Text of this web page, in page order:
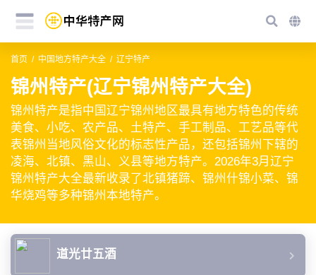
首页 中国地方特产大全 辽宁特产
锦州特产(辽宁锦州特产大全)
锦州特产是指中国辽宁锦州地区最具有地方特色的传统
美食、小吃、农产品、土特产、手工制品、工艺品等代
表锦州当地风俗文化的标志性产品，还包括锦州下辖的
凌海、北镇、黑山、义县等地方特产。2026年3月辽宁
锦州特产大全最新收录了北镇猪蹄、锦州什锦小菜、锦
华烧鸡等多种锦州本地特产。
道光廿五酒